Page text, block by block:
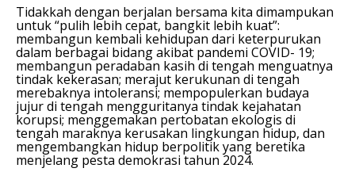
Tidakkah dengan berjalan bersama kita dimampukan
untuk “pulih lebih cepat, bangkit lebih kuat”:
membangun kembali kehidupan dari keterpurukan
dalam berbagai bidang akibat pandemi COVID- 19;
membangun peradaban kasih di tengah menguatnya
tindak kekerasan; merajut kerukunan di tengah
merebaknya intoleransi; mempopulerkan budaya
jujur di tengah mengguritanya tindak kejahatan
korupsi; menggemakan pertobatan ekologis di
tengah maraknya kerusakan lingkungan hidup, dan
mengembangkan hidup berpolitik yang beretika
menjelang pesta demokrasi tahun 2024.